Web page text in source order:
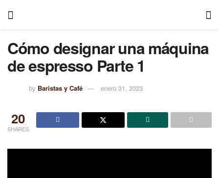
Cómo designar una máquina
de espresso Parte 1
by Baristas y Café enero 31, 2023
20
SHARES